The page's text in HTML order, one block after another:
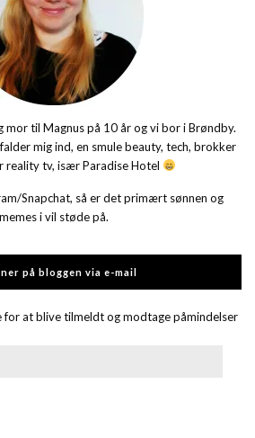
mor til Magnus på 10 år og vi bor i Brøndby.
mig ind, en smule beauty, tech, brokker
reality tv, især Paradise Hotel
Snapchat, så er det primært sønnen og
memes i vil støde på.
på bloggen via e-mail
for at blive tilmeldt og modtage påmindelser